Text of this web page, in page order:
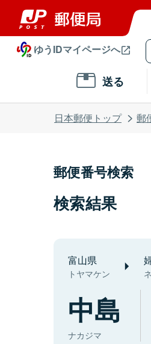
ゆうIDマイページへ
送る
日本郵便トップ 郵
郵便番号検索
検索結果
富山県
トヤマケン
中島
ナカジマ